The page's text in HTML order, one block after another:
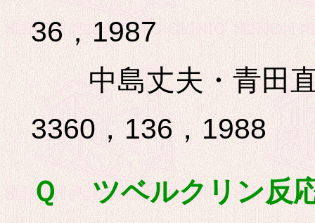
36，1987
中島丈夫・青田直
3360，136，1988
Ｑ ツベルクリン反